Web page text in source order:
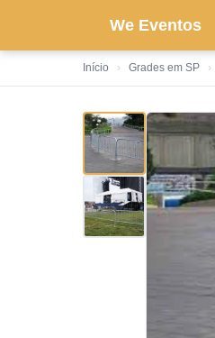
We Eventos
Início › Grades em SP ›